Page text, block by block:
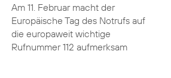
Am 11. Februar macht der
Europäische Tag des Notrufs auf
die europaweit wichtige
Rufnummer 112 aufmerksam